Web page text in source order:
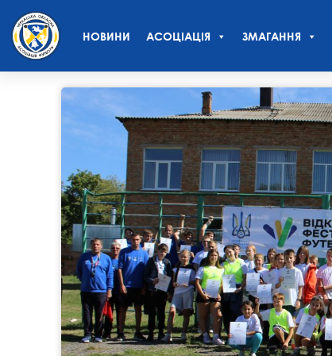
НОВИНИ АСОЦІАЦІЯ ЗМАГАННЯ